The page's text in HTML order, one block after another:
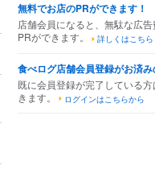
無料でお店のPRができます！
店舗会員になると、無駄な広
PRができます。
詳しくはこちら
食べログ店舗会員登録がお済
既に会員登録が完了している
きます。
ログインはこちらから